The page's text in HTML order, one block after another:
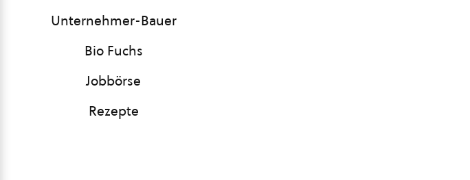
Unternehmer-Bauer
Bio Fuchs
Jobbörse
Rezepte